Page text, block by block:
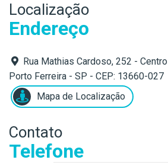
Localização
Endereço
Rua Mathias Cardoso, 252 - Centro
Porto Ferreira - SP - CEP: 13660-027
Mapa de Localização
Contato
Telefone